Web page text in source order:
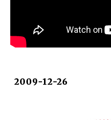
2009-12-26